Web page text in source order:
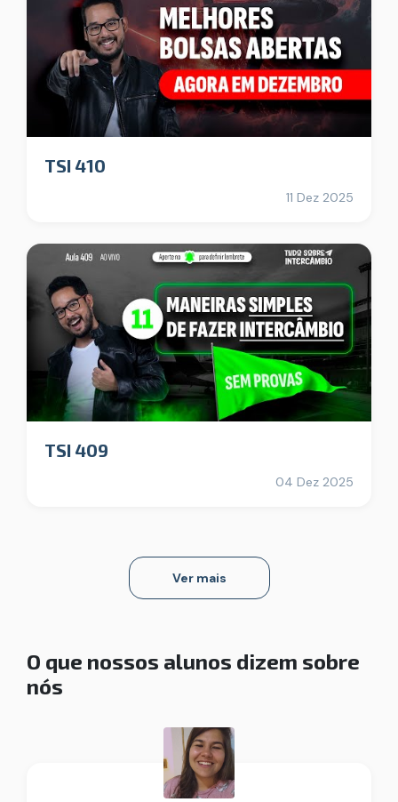
TSI 410
11 Dez 2025
TSI 409
04 Dez 2025
Ver mais
O que nossos alunos dizem sobre
nós